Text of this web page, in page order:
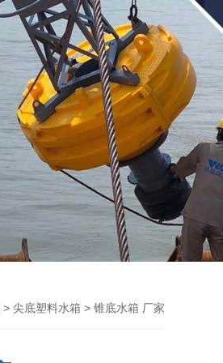
> 尖底塑料水箱 > 锥底水箱 厂家